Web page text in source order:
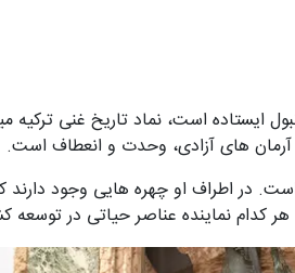
ایستاده است، نماد تاریخ غنی
آرمان های آزادی، وحدت و انعطاف است.
است. در اطراف او چهره هایی وجود
کدام نماینده عناصر حیاتی در توسعه